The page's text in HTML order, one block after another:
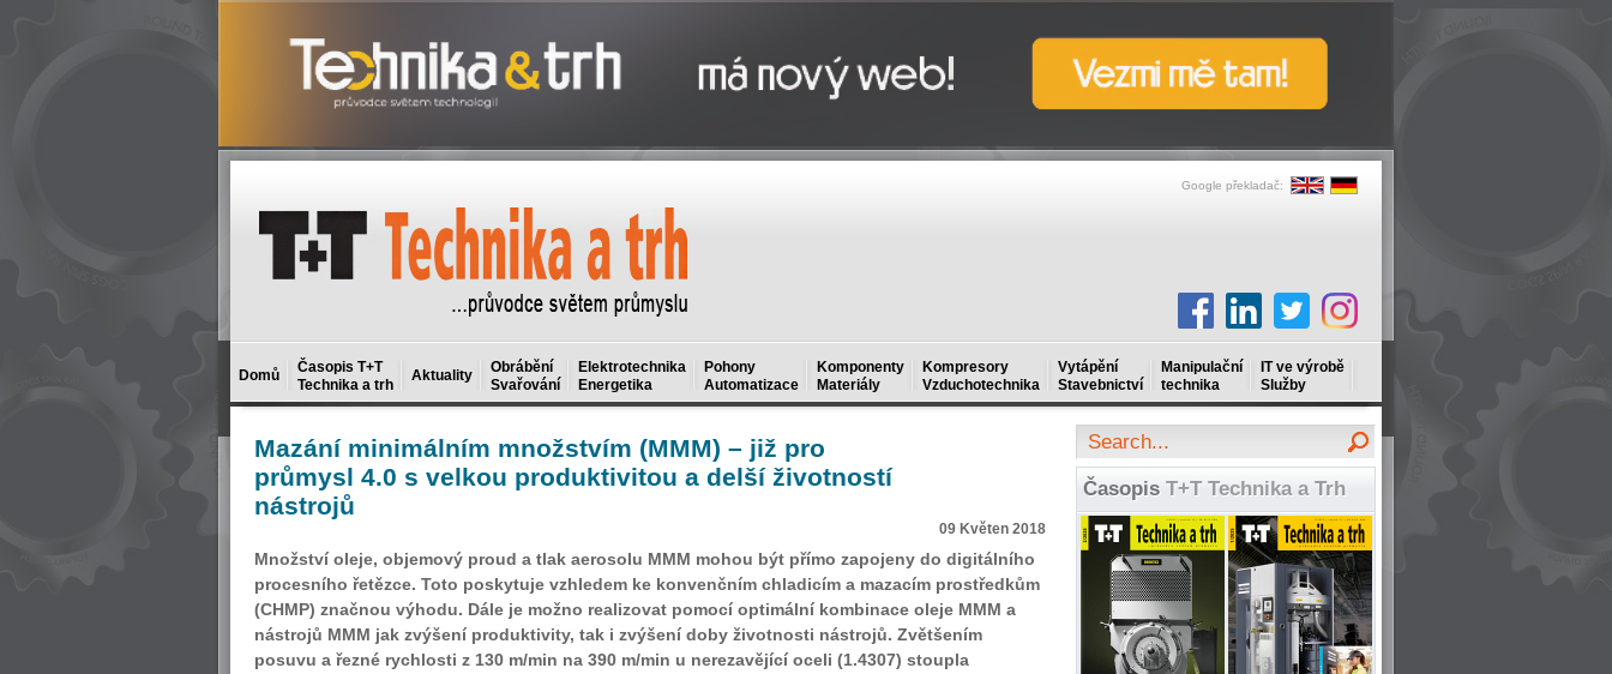
Google překladač:
Domů
Časopis T+T
Technika a trh
Aktuality
Obrábění
Svařování
Elektrotechnika
Energetika
Pohony
Automatizace
Komponenty
Materiály
Kompresory
Vzduchotechnika
Vytápění
Stavebnictví
Manipulační
technika
IT ve výrobě
Služby
Mazáníminimálním množstvím (MMM) – již pro
průmysl 4.0 s velkou produktivitou a delší životností
nástrojů
09 Květen 2018
Množství oleje, objemový proud a tlak aerosolu MMM mohou být přímo zapojeny do digitálního
procesního řetězce. Toto poskytuje vzhledem ke konvenčním chladicím a mazacím prostředkům
(CHMP) značnou výhodu. Dále je možno realizovat pomocí optimální kombinace oleje MMM a
nástrojů MMM jak zvýšení produktivity, tak i zvýšení doby životnosti nástrojů. Zvětšením
posuvu a řezné rychlosti z 130 m/min na 390 m/min u nerezavějící oceli (1.4307) stoupla
Časopis T+T Technika a Trh